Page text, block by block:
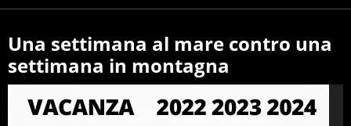
Una settimana al mare contro una
settimana in montagna